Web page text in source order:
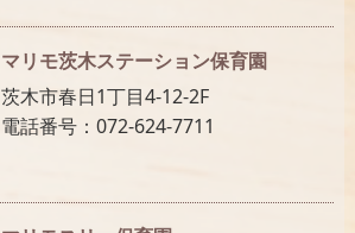
マリモ茨木ステーション保育園
茨木市春日1丁目4-12-2F
電話番号：072-624-7711